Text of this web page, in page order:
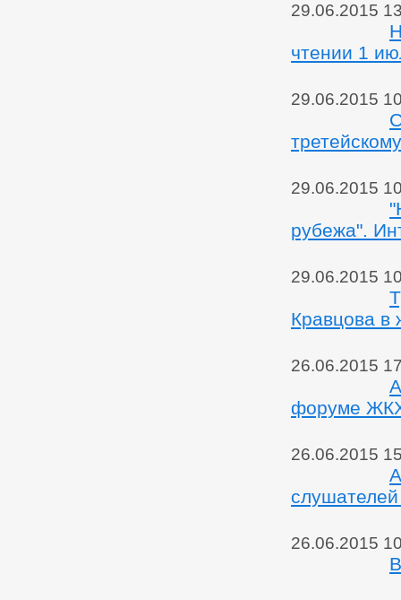
29.06.2015
чтении 1
29.06.2015
29.06.2015
рубежа".
29.06.2015
Кравцова в
26.06.2015
форуме
26.06.2015
26.06.2015